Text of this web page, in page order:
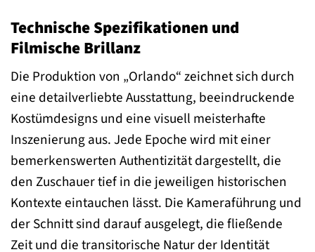
Technische Spezifikationen und
Filmische Brillanz
Die Produktion von „Orlando“ zeichnet sich durch
eine detailverliebte Ausstattung, beeindruckende
Kostümdesigns und eine visuell meisterhafte
Inszenierung aus. Jede Epoche wird mit einer
bemerkenswerten Authentizität dargestellt, die
den Zuschauer tief in die jeweiligen historischen
Kontexte eintauchen lässt. Die Kameraführung und
der Schnitt sind darauf ausgelegt, die fließende
Zeit und die transitorische Natur der Identität